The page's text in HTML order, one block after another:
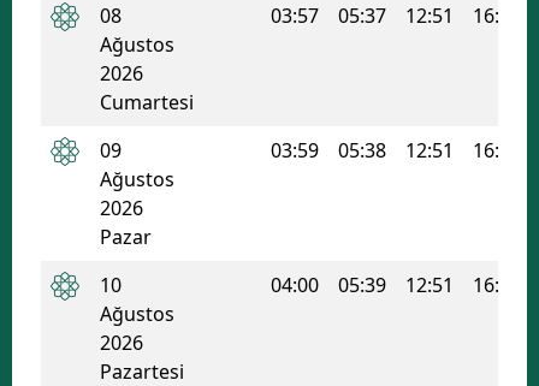
08
Ağustos
2026
Cumartesi
03:57 05:37 12:51 16:42
09
Ağustos
2026
Pazar
03:59 05:38 12:51 16:42
10
Ağustos
2026
Pazartesi
04:00 05:39 12:51 16:41